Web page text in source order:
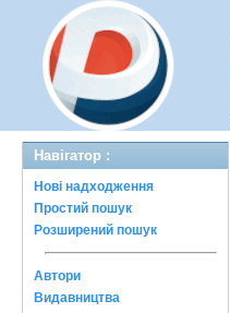
Навігатор :
Нові надходження
Простий пошук
Розширений пошук
Автори
Видавництва